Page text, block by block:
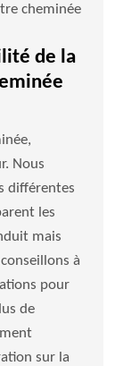
cheminée
de la
Nous
différentes
les
mais
à
pour
de
sur la